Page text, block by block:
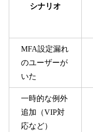
シナリオ
MFA設定漏れ
のユーザーが
いた
一時的な例外
追加（VIP対
応など）